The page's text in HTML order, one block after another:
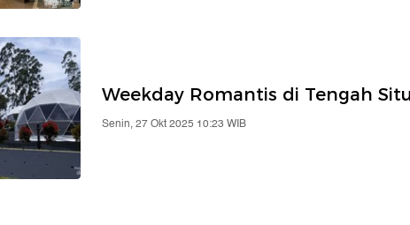
Weekday Romantis di Tengah
Senin, 27 Okt 2025 10:23 WIB